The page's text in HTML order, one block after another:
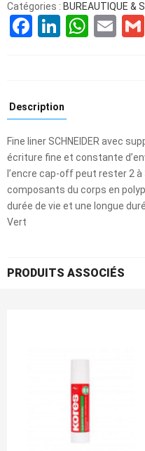
Catégories : BUREAUTIQUE &
Facebook
LinkedIn
Description
Fine liner SCHNEIDER avec
écriture fine et constante
l’encre cap-off peut rester 2
composants du corps en
durée de vie et une longue
Vert
PRODUITS ASSOCIÉS